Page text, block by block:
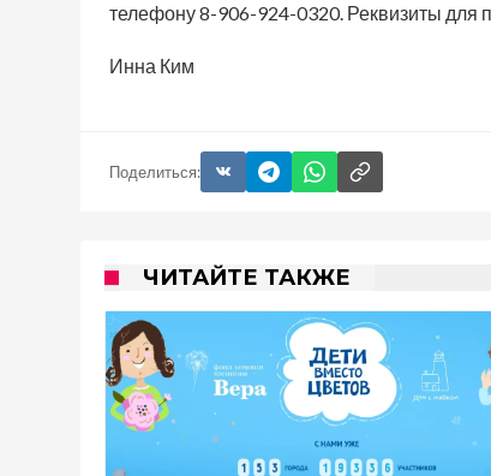
телефону 8-906-924-0320. Реквизиты для
Инна Ким
Поделиться:
ЧИТАЙТЕ ТАКЖЕ